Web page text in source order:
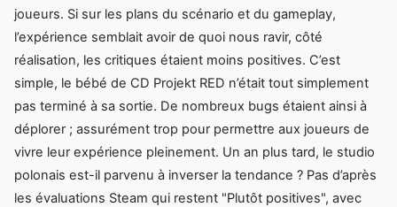
joueurs. Si sur les plans du scénario et du gameplay,
l’expérience semblait avoir de quoi nous ravir, côté
réalisation, les critiques étaient moins positives. C’est
simple, le bébé de CD Projekt RED n’était tout simplement
pas terminé à sa sortie. De nombreux bugs étaient ainsi à
déplorer ; assurément trop pour permettre aux joueurs de
vivre leur expérience pleinement. Un an plus tard, le studio
polonais est-il parvenu à inverser la tendance ? Pas d’après
les évaluations Steam qui restent "Plutôt positives", avec